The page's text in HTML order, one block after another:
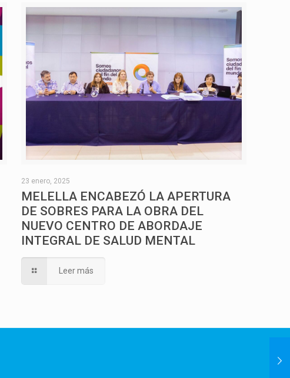
23 enero, 2025
MELELLA ENCABEZÓ LA APERTURA
DE SOBRES PARA LA OBRA DEL
NUEVO CENTRO DE ABORDAJE
INTEGRAL DE SALUD MENTAL
Leer más